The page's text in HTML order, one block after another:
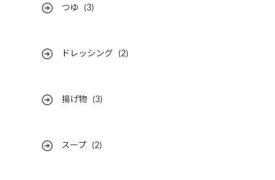
つゆ (3)
ドレッシング (2)
揚げ物 (3)
スープ (2)